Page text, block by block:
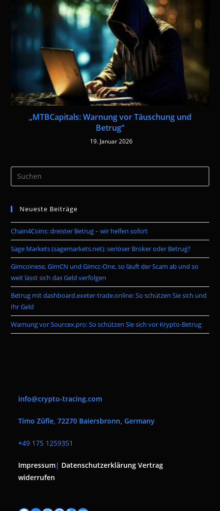
„MTBCapitals: Warnung vor Täuschung und
Betrug“
19. Januar 2026
the
Neueste Beiträge
Chain4Coins: dreister Betrug – wir helfen sofort
Sage Markets (sagemarkets.net): seriöser Broker oder Betrug?
Gimcoinese, GimCN und Gimcc-One, so läuft der Scam ab und so
weit lässt sich das Geld verfolgen
Betrug mit dashboard.exeter-trade.online: So schützen Sie sich und
Ihr Geld
Warnung vor Sourcex.pro: So schützen Sie sich vor Krypto-Betrug
info@crypto-tracing.com
Timo Züfle, 72270 Baiersbronn, Germany
+49 175 1259351
Impressum| Datenschutzerklärung Vertrag
widerrufen